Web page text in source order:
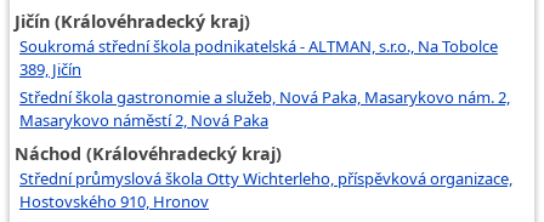
Jičín (Královéhradecký kraj)
Soukromá střední škola podnikatelská - ALTMAN, s.r.o., Na Tobolce
389, Jičín
Střední škola gastronomie a služeb, Nová Paka, Masarykovo nám. 2,
Masarykovo náměstí 2, Nová Paka
Náchod (Královéhradecký kraj)
Střední průmyslová škola Otty Wichterleho, příspěvková organizace,
Hostovského 910, Hronov